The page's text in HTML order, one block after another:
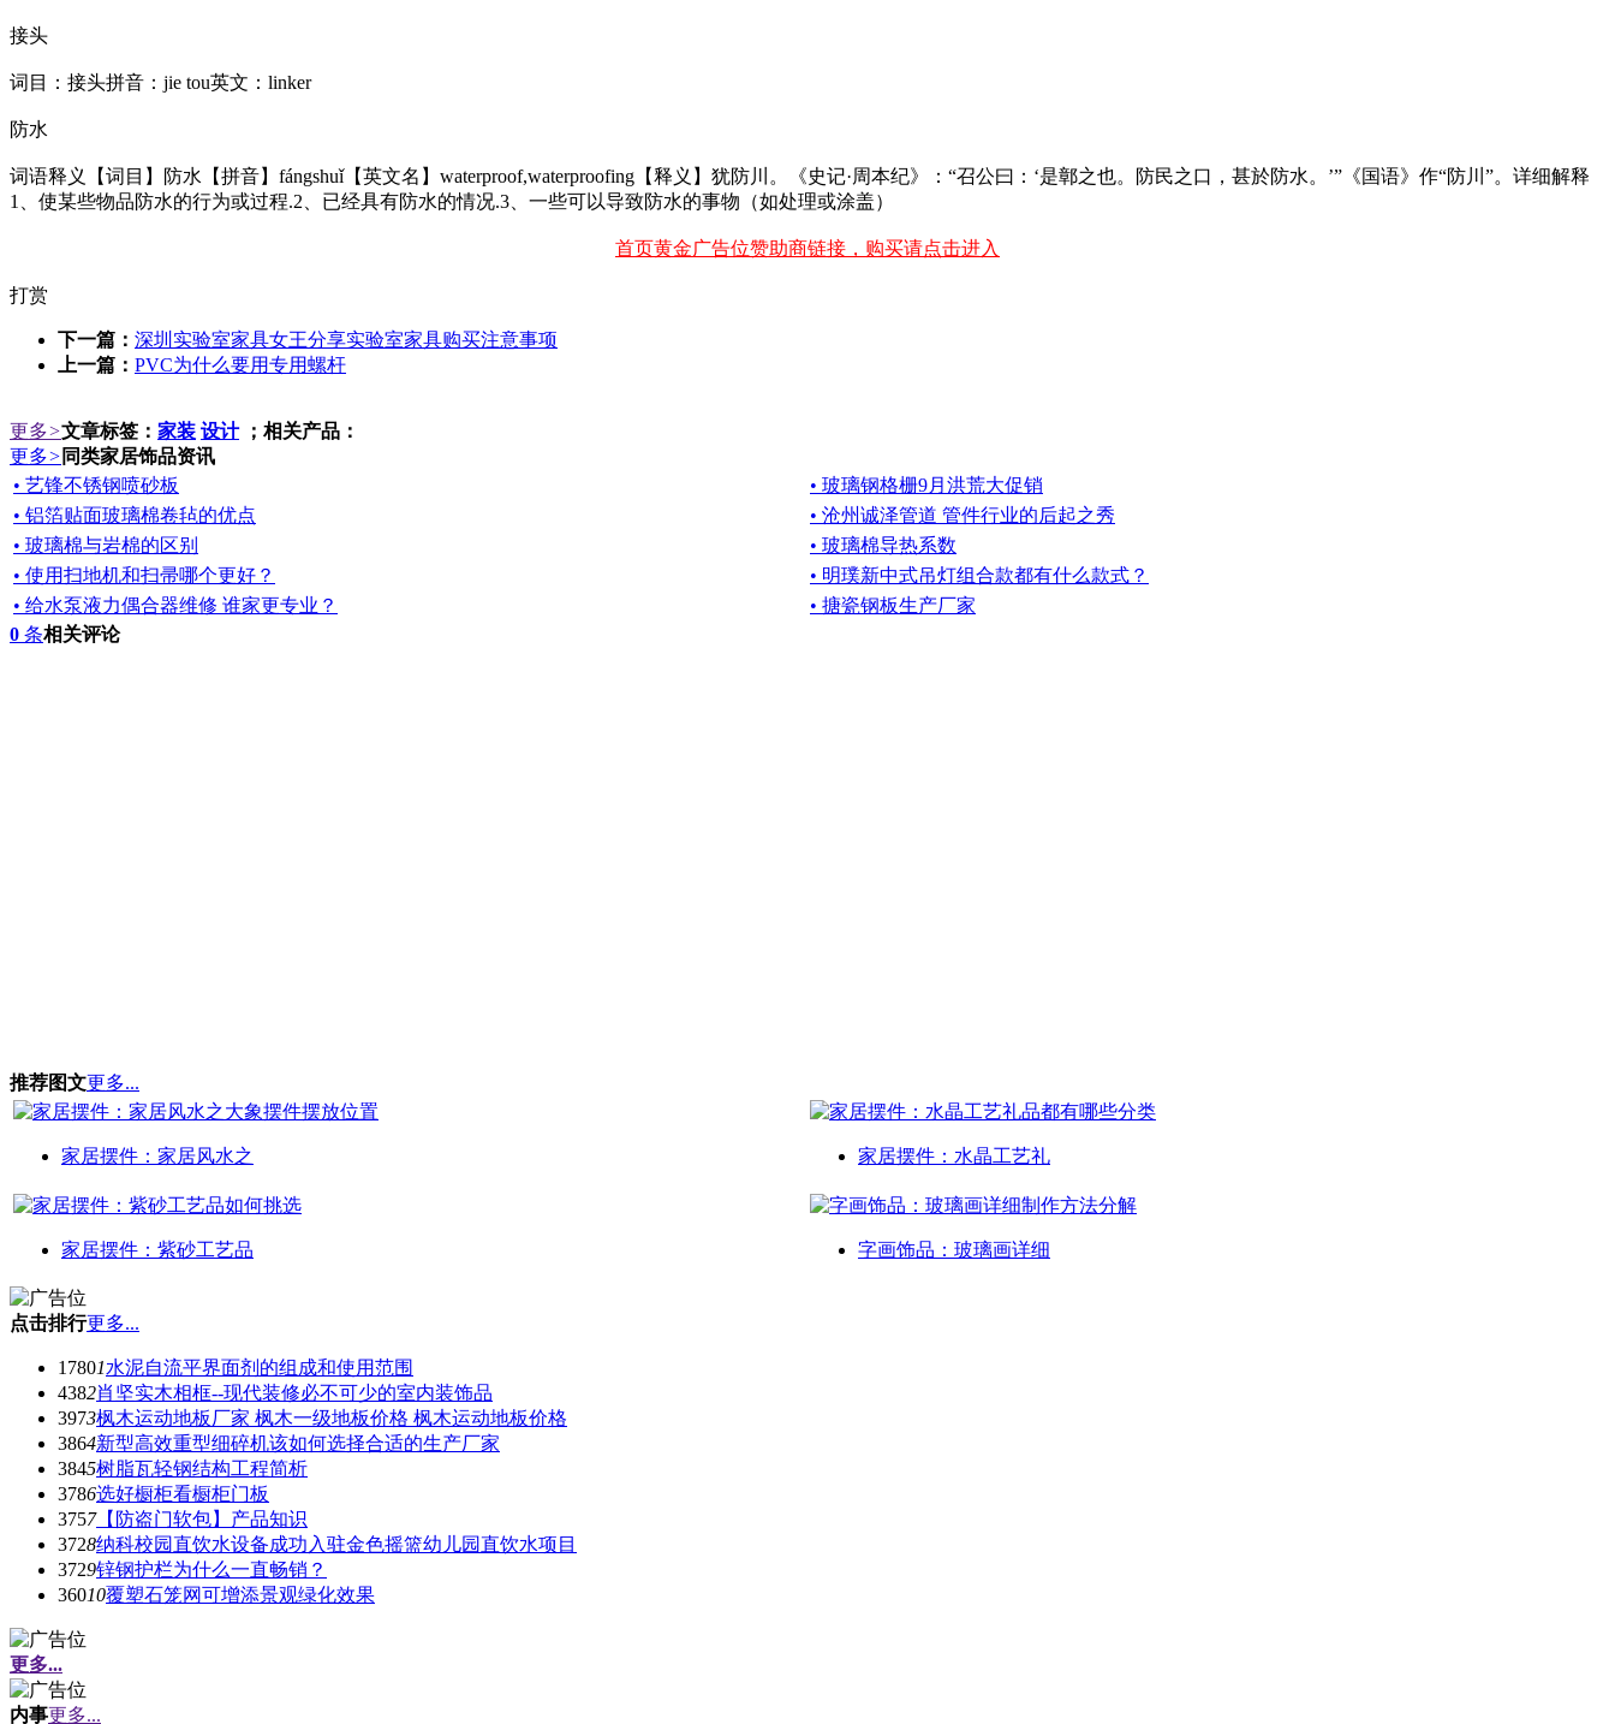
接头
词目：接头拼音：jie tou英文：linker
防水
词语释义【词目】防水【拼音】fángshuǐ【英文名】waterproof,waterproofing【释义】犹防川。《史记·周本纪》：“召公曰：‘是鄣之也。防民之口，甚於防水。’”《国语》作“防川”。详细解释
1、使某些物品防水的行为或过程.2、已经具有防水的情况.3、一些可以导致防水的事物（如处理或涂盖）
首页黄金广告位赞助商链接，购买请点击进入
打赏
下一篇： 深圳实验室家具女王分享实验室家具购买注意事项
上一篇： PVC为什么要用专用螺杆
更多>文章标签： 家装 设计；相关产品：
更多> 同类家居饰品资讯
• 艺锋不锈钢喷砂板
• 玻璃钢格栅9月洪荒大促销
• 铝箔贴面玻璃棉卷毡的优点
• 沧州诚泽管道 管件行业的后起之秀
• 玻璃棉与岩棉的区别
• 玻璃棉导热系数
• 使用扫地机和扫帚哪个更好？
• 明璞新中式吊灯组合款都有什么款式？
• 给水泵液力偶合器维修 谁家更专业？
• 搪瓷钢板生产厂家
0 条相关评论
推荐图文更多...
家居摆件：家居风水之 家居摆件：水晶工艺礼
家居摆件：紫砂工艺品 字画饰品：玻璃画详细
点击排行更多...
17801水泥自流平界面剂的组成和使用范围
4382肖坚实木相框--现代装修必不可少的室内装饰品
3973枫木运动地板厂家 枫木一级地板价格 枫木运动地板价格
3864新型高效重型细碎机该如何选择合适的生产厂家
3845树脂瓦轻钢结构工程简析
3786选好橱柜看橱柜门板
3757【防盗门软包】产品知识
3728纳科校园直饮水设备成功入驻金色摇篮幼儿园直饮水项目
3729锌钢护栏为什么一直畅销？
36010覆塑石笼网可增添景观绿化效果
更多...
内事更多...